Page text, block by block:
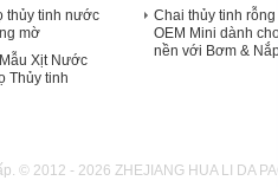
thủy tinh nước
mờ
Xịt Nước
Thủy tinh
Chai thủy tinh rỗng
OEM Mini dành
nền với Bơm &
2012 - 2026 ZHEJIANG HUA LI DA